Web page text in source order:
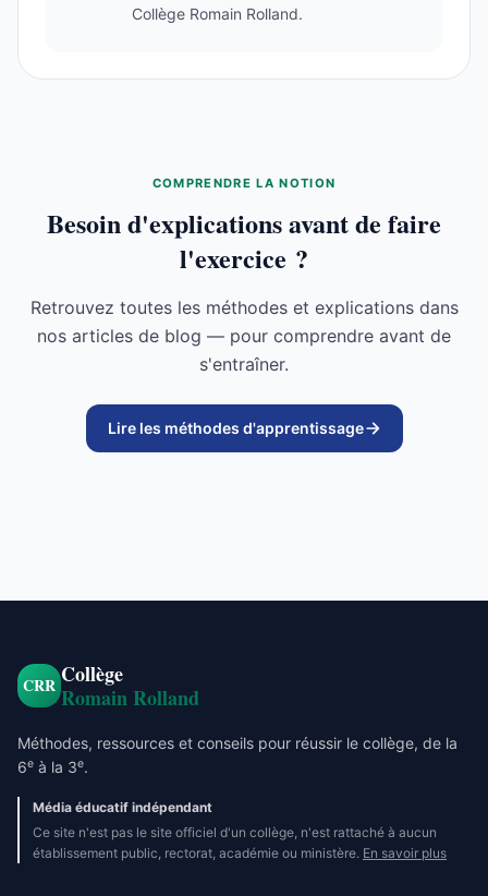
Collège Romain Rolland.
COMPRENDRE LA NOTION
Besoin d'explications avant de faire
l'exercice ?
Retrouvez toutes les méthodes et explications dans
nos articles de blog — pour comprendre avant de
s'entraîner.
Lire les méthodes d'apprentissage
CRR Collège
Romain Rolland
Méthodes, ressources et conseils pour réussir le collège, de la
6e à la 3e.
Média éducatif indépendant
Ce site n'est pas le site officiel d'un collège, n'est rattaché à aucun
établissement public, rectorat, académie ou ministère. En savoir plus